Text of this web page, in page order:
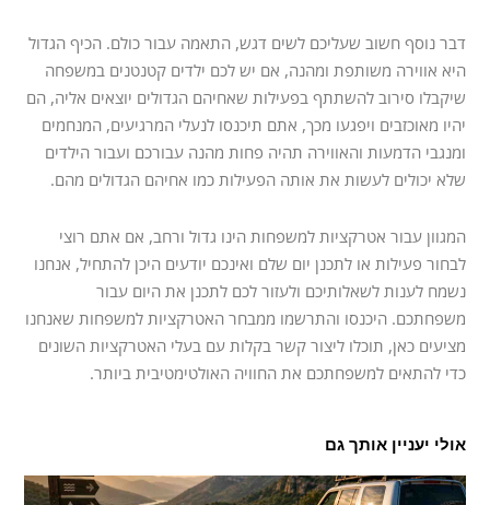
דבר נוסף חשוב שעליכם לשים דגש, התאמה עבור כולם. הכיף הגדול
היא אווירה משותפת ומהנה, אם יש לכם ילדים קטנטנים במשפחה
שיקבלו סירוב להשתתף בפעילות שאחיהם הגדולים יוצאים אליה, הם
יהיו מאוכזבים ויפגעו מכך, אתם תיכנסו לנעלי המרגיעים, המנחמים
ומנגבי הדמעות והאווירה תהיה פחות מהנה עבורכם ועבור הילדים
שלא יכולים לעשות את אותה הפעילות כמו אחיהם הגדולים מהם.
המגוון עבור אטרקציות למשפחות הינו גדול ורחב, אם אתם רוצי
לבחור פעילות או לתכנן יום שלם ואינכם יודעים היכן להתחיל, אנחנו
נשמח לענות לשאלותיכם ולעזור לכם לתכנן את היום עבור
משפחתכם. היכנסו והתרשמו ממבחר האטרקציות למשפחות שאנחנו
מציעים כאן, תוכלו ליצור קשר בקלות עם בעלי האטרקציות השונים
כדי להתאים למשפחתכם את החוויה האולטימטיבית ביותר.
אולי יעניין אותך גם